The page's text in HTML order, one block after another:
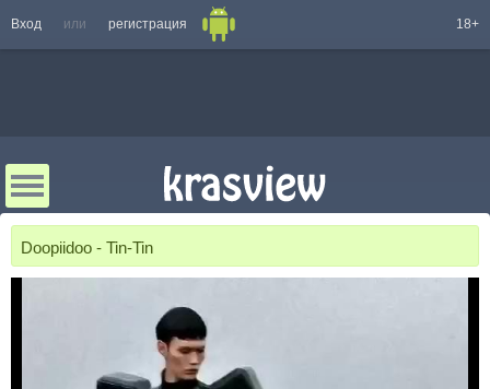
Вход или регистрация 18+
Doopiidoo - Tin-Tin